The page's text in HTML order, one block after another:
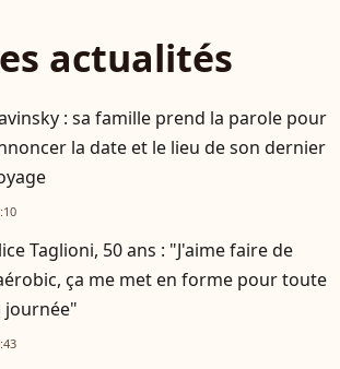
actualités
: sa famille prend la parole pour
la date et le lieu de son dernier
Taglioni, 50 ans : "J'aime faire de
ça me met en forme pour toute
journée"